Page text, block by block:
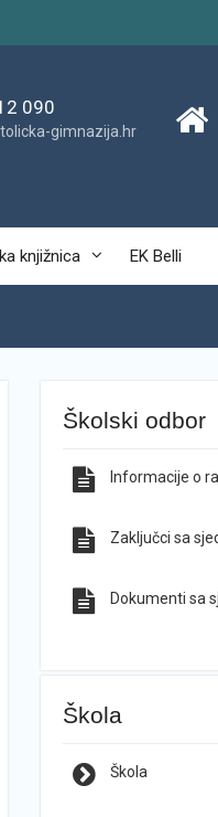
090
gimnazija.hr
knjižnica EK Belli
Školski odbor
Informacije o
Zaključci sa
Dokumenti sa
Škola
Škola